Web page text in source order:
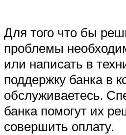
Для того что бы
проблемы
или написать в
поддержку банка в
обслуживаетесь.
банка помогут их
совершить оплату.